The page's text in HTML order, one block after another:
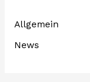
Allgemein
News